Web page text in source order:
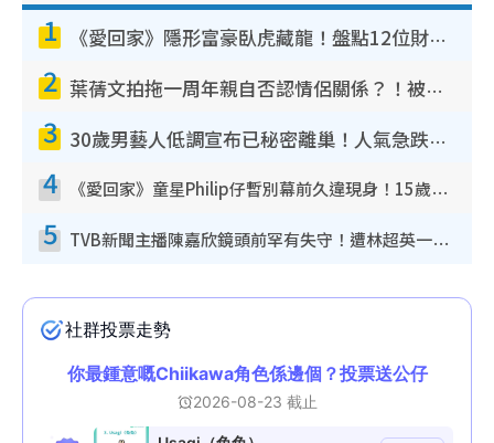
1 《愛回家》隱形富豪臥虎藏龍！盤點12位財氣逼人的有錢藝人：呢位靚女3億身家唔憂做
2 葉蒨文拍拖一周年親自否認情侶關係？！被質疑感情造假竟稱GM「普通同事」
3 30歲男藝人低調宣布已秘密離巢！人氣急跌變失蹤人口︰「這幾年過得並不容易」
4 《愛回家》童星Philip仔暫別幕前久違現身！15歲近況暴風長高蛻變帥氣少男
5 TVB新聞主播陳嘉欣鏡頭前罕有失守！遭林超英一句說話突襲嚇親當場大笑